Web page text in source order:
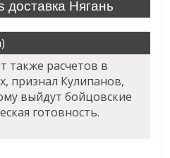
доставка Нягань
также расчетов в
признал Кулипанов,
выйдут бойцовские
готовность.